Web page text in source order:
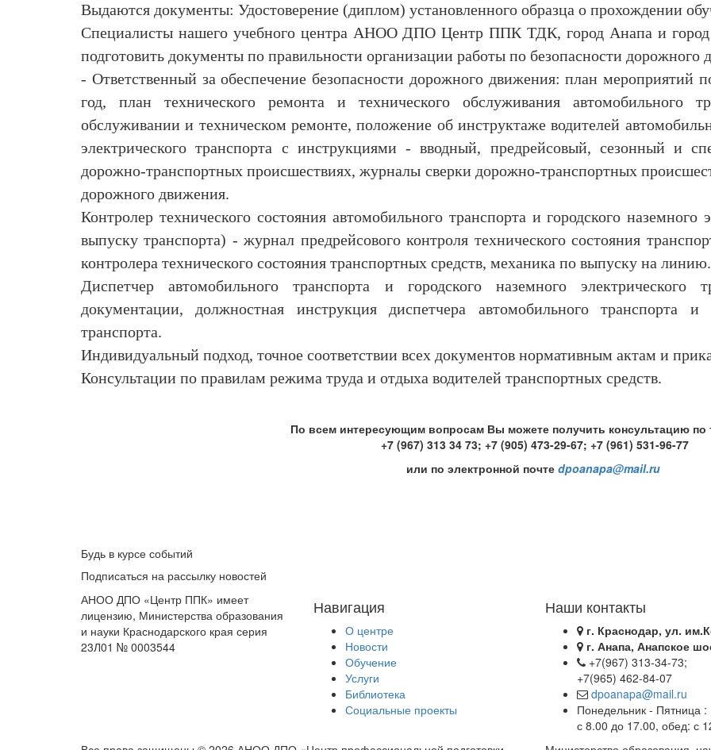
Выдаются документы: Удостоверение (диплом) установленного образца о прохождении
Специалисты нашего учебного центра АНОО ДПО Центр ППК ТДК, город Анапа и город
подготовить документы по правильности организации работы по безопасности дорожного
- Ответственный за обеспечение безопасности дорожного движения: план мероприятий
год, план технического ремонта и технического обслуживания автомобильного
обслуживании и техническом ремонте, положение об инструктаже водителей
электрического транспорта с инструкциями - вводный, предрейсовый, сезонный и
дорожно-транспортных происшествиях, журналы сверки дорожно-транспортных
дорожного движения.
Контролер технического состояния автомобильного транспорта и городского наземного
выпуску транспорта) - журнал предрейсового контроля технического состояния
контролера технического состояния транспортных средств, механика по выпуску на
Диспетчер автомобильного транспорта и городского наземного электрического
документации, должностная инструкция диспетчера автомобильного транспорта и
транспорта.
Индивидуальный подход, точное соответствии всех документов нормативным актам и
Консультации по правилам режима труда и отдыха водителей транспортных средств.
По всем интересующим вопросам Вы можете получить консультацию по
+7 (967) 313 34 73; +7 (905) 473-29-67; +7 (961) 531-96-77
или по электронной почте dpoanapa@mail.ru
Будь в курсе событий
Подписаться на рассылку новостей
АНОО ДПО «Центр ППК» имеет
лицензию, Министерства образования
и науки Краснодарского края серия
23Л01 № 0003544
Навигация
О центре
Новости
Обучение
Услуги
Библиотека
Социальные проекты
Наши контакты
г. Краснодар, ул.
г. Анапа, Анапское
+7(967) 313-34-73;
+7(965) 462-84-07
dpoanapa@mail.ru
Понедельник - Пятница :
с 8.00 до 17.00, обед: с